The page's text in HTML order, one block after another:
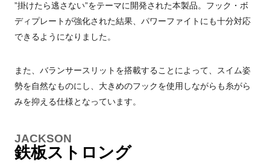
”掛けたら逃さない”をテーマに開発された本製品。フック・ボ
ディプレートが強化された結果、パワーファイトにも十分対応
できるようになりました。
また、バランサースリットを搭載することによって、スイム姿
勢を自然なものにし、大きめのフックを使用しながらも糸がら
みを抑える仕様となっています。
JACKSON
鉄板ストロング